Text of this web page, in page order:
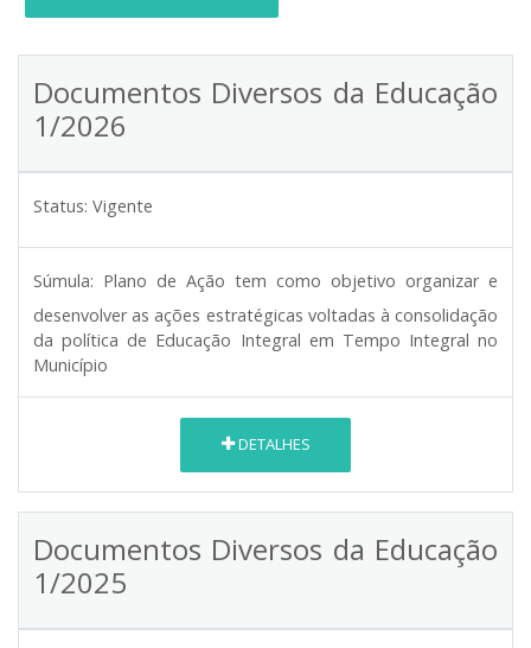
Documentos Diversos da Educação
1/2026
Status: Vigente
Súmula: Plano de Ação tem como objetivo organizar e
desenvolver as ações estratégicas voltadas à consolidação
da política de Educação Integral em Tempo Integral no
Município
DETALHES
Documentos Diversos da Educação
1/2025